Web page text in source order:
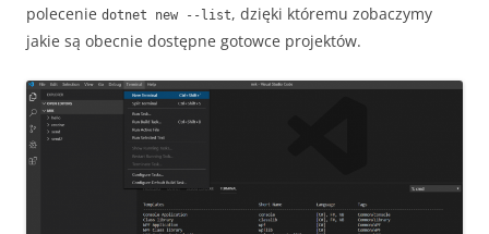
polecenie dotnet new --list, dzięki któremu zobaczymy
jakie są obecnie dostępne gotowce projektów.